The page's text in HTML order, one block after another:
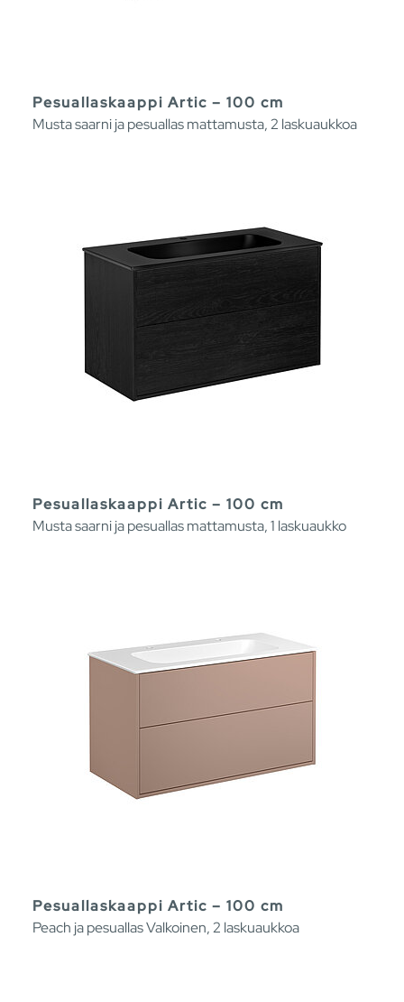
Pesuallaskaappi Artic – 100 cm
Musta saarni ja pesuallas mattamusta, 2 laskuaukkoa
Pesuallaskaappi Artic – 100 cm
Musta saarni ja pesuallas mattamusta, 1 laskuaukko
Pesuallaskaappi Artic – 100 cm
Peach ja pesuallas Valkoinen, 2 laskuaukkoa